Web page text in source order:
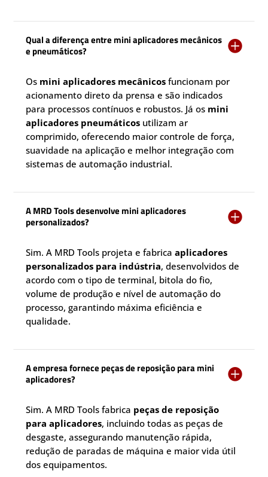
Qual a diferença entre mini aplicadores mecânicos
e pneumáticos?

Os mini aplicadores mecânicos funcionam por
acionamento direto da prensa e são indicados
para processos contínuos e robustos. Já os mini
aplicadores pneumáticos utilizam ar
comprimido, oferecendo maior controle de força,
suavidade na aplicação e melhor integração com
sistemas de automação industrial.
A MRD Tools desenvolve mini aplicadores
personalizados?

Sim. A MRD Tools projeta e fabricaaplicadores
personalizados para indústria, desenvolvidos de
acordo com o tipo de terminal, bitola do fio,
volume de produção e nível de automação do
processo, garantindo máxima eficiência e
qualidade.
A empresa fornece peças de reposição para mini
aplicadores?

Sim. A MRD Tools fabrica peças de reposição
para aplicadores, incluindo todas as peças de
desgaste, assegurando manutenção rápida,
redução de paradas de máquina e maior vida útil
dos equipamentos.